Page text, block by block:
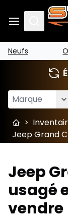
Search
Neufs
>
Jeep
usagé
vendre